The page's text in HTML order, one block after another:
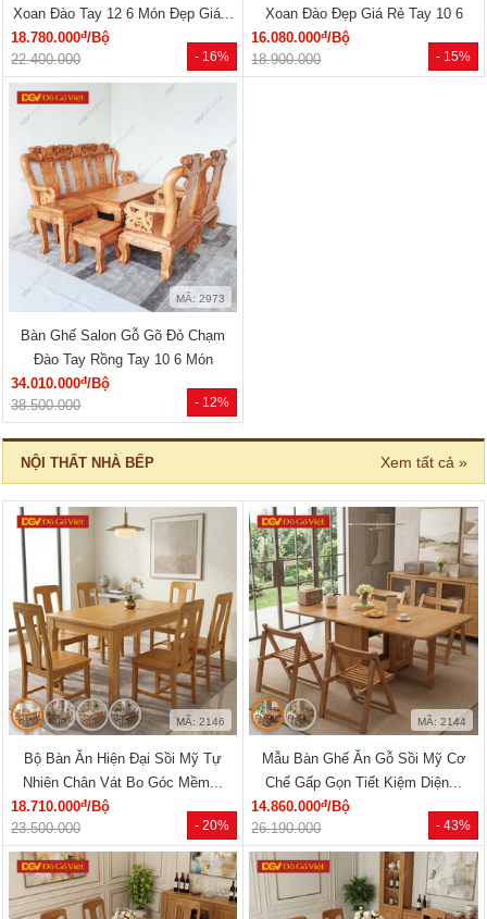
- 16%
Xoan Đào Tay 12 6 Món Đẹp Giá...
18.780.000đ/Bộ
22.400.000
- 15%
Xoan Đào Đẹp Giá Rẻ Tay 10 6
16.080.000đ/Bộ
18.900.000
- 12%
MÃ: 2973
Bàn Ghế Salon Gỗ Gõ Đỏ Chạm
Đào Tay Rồng Tay 10 6 Món
34.010.000đ/Bộ
38.500.000
NỘI THẤT NHÀ BẾP Xem tất cả »
- 20%
MÃ: 2146
Bộ Bàn Ăn Hiện Đại Sồi Mỹ Tự
Nhiên Chân Vát Bo Góc Mềm...
18.710.000đ/Bộ
23.500.000
- 43%
MÃ: 2144
Mẫu Bàn Ghế Ăn Gỗ Sồi Mỹ Cơ
Chế Gấp Gọn Tiết Kiệm Diện...
14.860.000đ/Bộ
26.190.000